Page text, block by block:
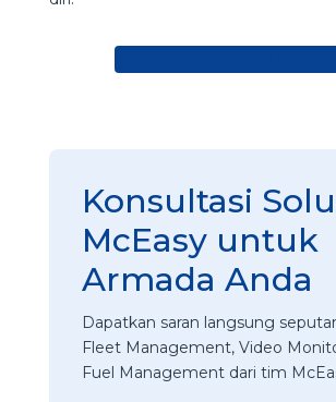
Konsultasi
McEasy untuk
Armada Anda
Dapatkan saran langsung
Fleet Management, Video
Fuel Management dari tim